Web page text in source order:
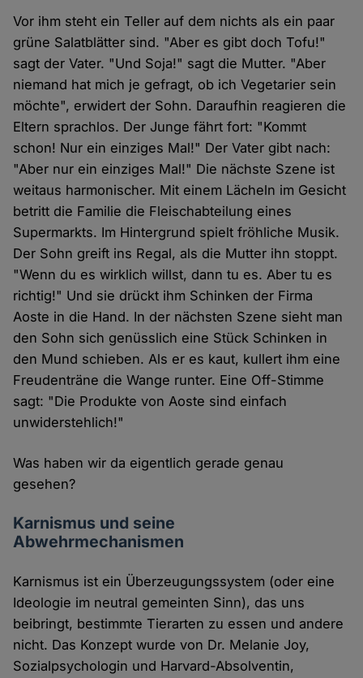
Vor ihm steht ein Teller auf dem nichts als ein paar
grüne Salatblätter sind. "Aber es gibt doch Tofu!"
sagt der Vater. "Und Soja!" sagt die Mutter. "Aber
niemand hat mich je gefragt, ob ich Vegetarier sein
möchte", erwidert der Sohn. Daraufhin reagieren die
Eltern sprachlos. Der Junge fährt fort: "Kommt
schon! Nur ein einziges Mal!" Der Vater gibt nach:
"Aber nur ein einziges Mal!" Die nächste Szene ist
weitaus harmonischer. Mit einem Lächeln im Gesicht
betritt die Familie die Fleischabteilung eines
Supermarkts. Im Hintergrund spielt fröhliche Musik.
Der Sohn greift ins Regal, als die Mutter ihn stoppt.
"Wenn du es wirklich willst, dann tu es. Aber tu es
richtig!" Und sie drückt ihm Schinken der Firma
Aoste in die Hand. In der nächsten Szene sieht man
den Sohn sich genüsslich eine Stück Schinken in
den Mund schieben. Als er es kaut, kullert ihm eine
Freudenträne die Wange runter. Eine Off-Stimme
sagt: "Die Produkte von Aoste sind einfach
unwiderstehlich!"
Was haben wir da eigentlich gerade genau
gesehen?
Karnismus und seine
Abwehrmechanismen
Karnismus ist ein Überzeugungssystem (oder eine
Ideologie im neutral gemeinten Sinn), das uns
beibringt, bestimmte Tierarten zu essen und andere
nicht. Das Konzept wurde von Dr. Melanie Joy,
Sozialpsychologin und Harvard-Absolventin,